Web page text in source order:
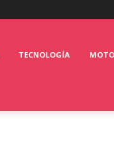
TECNOLOGÍA